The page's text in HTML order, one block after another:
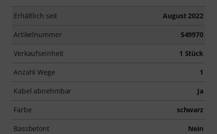
Erhältlich seit August 2022
Artikelnummer 549970
Verkaufseinheit 1 Stück
Anzahl Wege 1
Kabel abnehmbar Ja
Farbe schwarz
Bassbetont Nein